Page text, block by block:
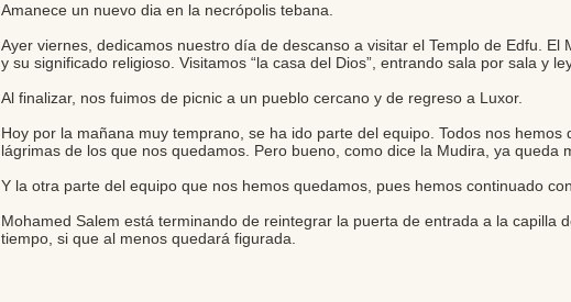
Amanece un nuevo dia en la necrópolis tebana.
Ayer viernes, dedicamos nuestro día de descanso a visitar el Templo de Edfu.
y su significado religioso. Visitamos “la casa del Dios”, entrando sala por sala y
Al finalizar, nos fuimos de picnic a un pueblo cercano y de regreso a Luxor.
Hoy por la mañana muy temprano, se ha ido parte del equipo. Todos nos
lágrimas de los que nos quedamos. Pero bueno, como dice la Mudira, ya queda
Y la otra parte del equipo que nos hemos quedamos, pues hemos continuado
Mohamed Salem está terminando de reintegrar la puerta de entrada a la capilla
tiempo, si que al menos quedará figurada.